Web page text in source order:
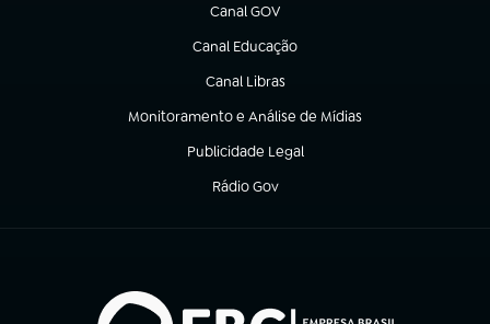
Canal GOV
(abre em nova aba)
Canal Educação
(abre em nova aba)
Canal Libras
(abre em nova aba)
Monitoramento e Análise de Mídias
(abre em nova aba)
Publicidade Legal
(abre em nova aba)
Rádio Gov
(abre em nova aba)